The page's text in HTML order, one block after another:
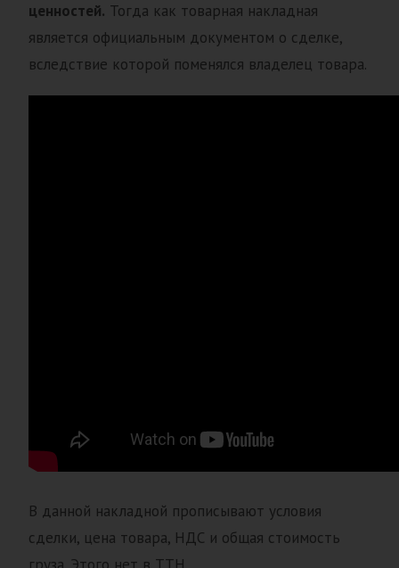
ценностей. Тогда как товарная накладная
является официальным документом о сделке,
вследствие которой поменялся владелец товара.
В данной накладной прописывают условия
сделки, цена товара, НДС и общая стоимость